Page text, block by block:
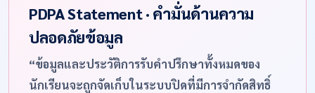
PDPA Statement · คำมั่นด้านความ
ปลอดภัยข้อมูล
“ข้อมูลและประวัติการรับคำปรึกษาทั้งหมดของ
นักเรียนจะถูกจัดเก็บในระบบปิดที่มีการจำกัดสิทธิ์